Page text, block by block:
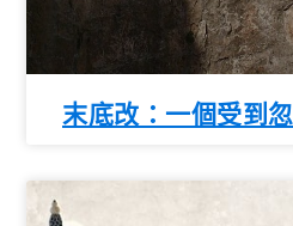
末底改：一個受到